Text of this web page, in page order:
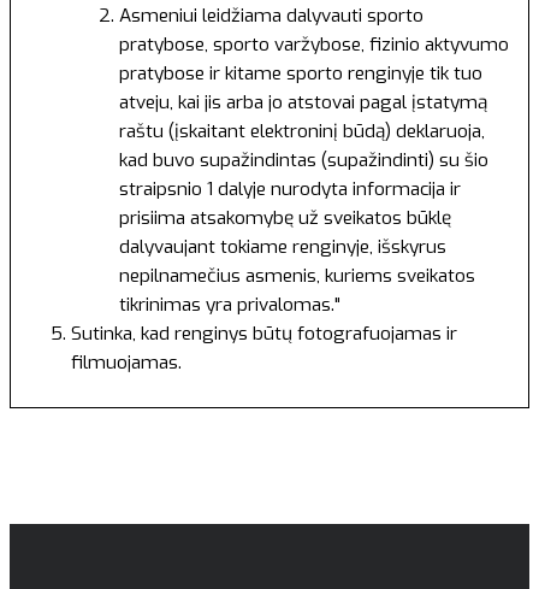
Asmeniui leidžiama dalyvauti sporto
pratybose, sporto varžybose, fizinio aktyvumo
pratybose ir kitame sporto renginyje tik tuo
atveju, kai jis arba jo atstovai pagal įstatymą
raštu (įskaitant elektroninį būdą) deklaruoja,
kad buvo supažindintas (supažindinti) su šio
straipsnio 1 dalyje nurodyta informacija ir
prisiima atsakomybę už sveikatos būklę
dalyvaujant tokiame renginyje, išskyrus
nepilnamečius asmenis, kuriems sveikatos
tikrinimas yra privalomas."
Sutinka, kad renginys būtų fotografuojamas ir
filmuojamas.